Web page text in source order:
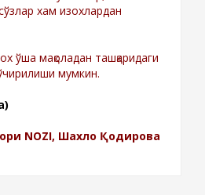
хам изохлардан
ўша мақоладан ташқаридаги
мумкин.
NOZI, Шахло Қодирова